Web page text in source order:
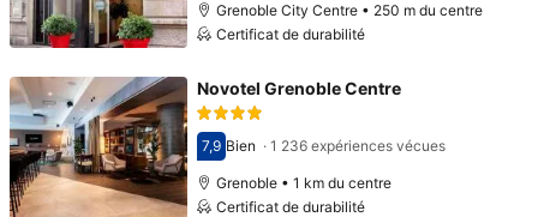
Grenoble City Centre • 250 m du centre
Certificat de durabilité
Novotel Grenoble Centre
Avec une note de 7,9
7,9 Bien · 1 236 expériences vécues
Grenoble • 1 km du centre
Certificat de durabilité